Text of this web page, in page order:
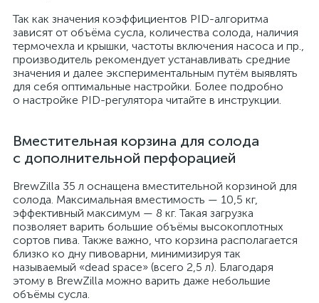
Так как значения коэффициентов PID-алгоритма
зависят от объёма сусла, количества солода, наличия
термочехла и крышки, частоты включения насоса и пр.,
производитель рекомендует устанавливать средние
значения и далее экспериментальным путём выявлять
для себя оптимальные настройки. Более подробно
о настройке PID-регулятора читайте в инструкции.
Вместительная корзина для солода
с дополнительной перфорацией
BrewZilla 35 л оснащена вместительной корзиной для
солода. Максимальная вместимость — 10,5 кг,
эффективный максимум — 8 кг. Такая загрузка
позволяет варить большие объёмы высокоплотных
сортов пива. Также важно, что корзина располагается
близко ко дну пивоварни, минимизируя так
называемый «dead space» (всего 2,5 л). Благодаря
этому в BrewZilla можно варить даже небольшие
объёмы сусла.